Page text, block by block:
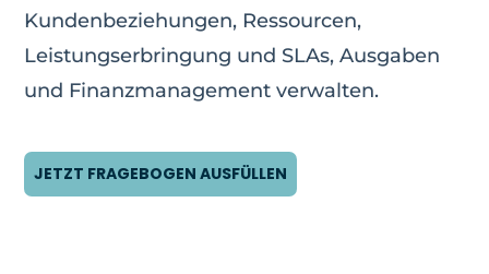
Kundenbeziehungen, Ressourcen,
Leistungserbringung und SLAs, Ausgaben
und Finanzmanagement verwalten.
JETZT FRAGEBOGEN AUSFÜLLEN